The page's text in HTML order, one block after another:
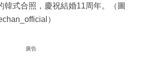
韓式合照，慶祝結婚11周年。（圖
）
廣告